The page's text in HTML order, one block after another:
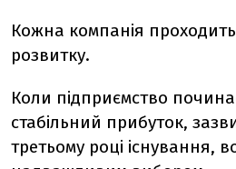
Кожна компанія проходить
розвитку.
Коли підприємство
стабільний прибуток,
третьому році існування,